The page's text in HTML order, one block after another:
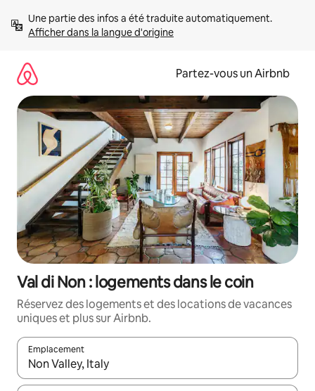
directement
Afficher dans la langue d'origine
Partez-vous un Airbnb
Val di Non : logements dans le coin
Réservez des logements et des locations de vacances
uniques et plus sur Airbnb.
Emplacement
Quand les résultats sont affichés, parcourez-les en utilisant